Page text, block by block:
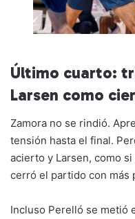
Último cuarto:
Larsen como
Zamora no se rindió.
tensión hasta el final.
acierto y Larsen, como
cerró el partido con más
Incluso Perelló se metió